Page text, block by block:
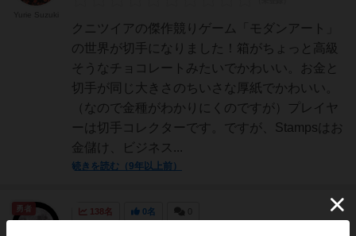
クニツイアの傑作競りゲーム「モダンアート」
の世界が切手になりました！箱がちょっと高級
そうなチョコレートみたいでかわいい。お金と
切手が同じ大きさのちいさな厚紙でかわいい。
（なので金種がわかりにくのですが）プレイヤ
ーは切手コレクターです。ですが、Stampsはお
金儲け、ビジネス...
続きを読む（9年以上前）
138名 0名
勇者